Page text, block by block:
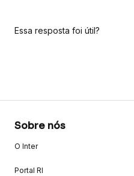
Essa resposta foi útil?
Sobre nós
O Inter
Portal RI